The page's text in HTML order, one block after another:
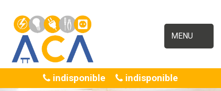
MENU
indisponible indisponible